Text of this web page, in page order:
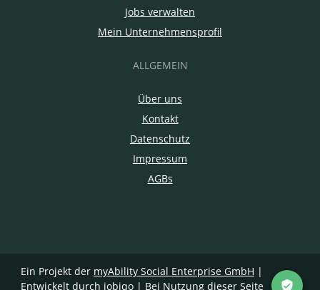
Jobs verwalten
Mein Unternehmensprofil
ALLGEMEIN
Über uns
Kontakt
Datenschutz
Impressum
AGBs
Ein Projekt der myAbility Social Enterprise GmbH |
Entwickelt durch jobiqo | Bei Nutzung dieser Seite